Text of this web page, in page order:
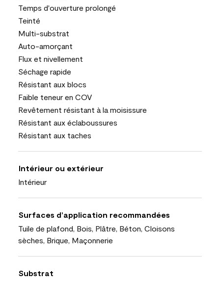
Temps d'ouverture prolongé
Teinté
Multi-substrat
Auto-amorçant
Flux et nivellement
Séchage rapide
Résistant aux blocs
Faible teneur en COV
Revêtement résistant à la moisissure
Résistant aux éclaboussures
Résistant aux taches
Intérieur ou extérieur
Intérieur
Surfaces d’application recommandées
Tuile de plafond, Bois, Plâtre, Béton, Cloisons
sèches, Brique, Maçonnerie
Substrat